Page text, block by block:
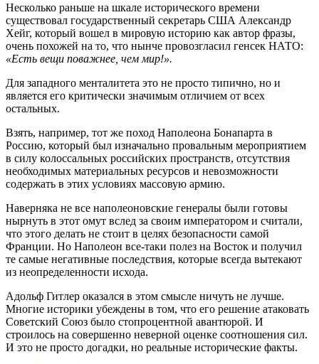
Несколько раньше на шкале исторического времени
существовал государственный секретарь США Александр
Хейг, который вошел в мировую историю как автор фразы,
очень похожей на то, что нынче провозгласил генсек НАТО:
«Есть вещи поважнее, чем мир!».
Для западного менталитета это не просто типично, но и
является его критически значимым отличием от всех
остальных.
Взять, например, тот же поход Наполеона Бонапарта в
Россию, который был изначально провальным мероприятием
в силу колоссальных российских пространств, отсутствия
необходимых материальных ресурсов и невозможности
содержать в этих условиях массовую армию.
Наверняка не все наполеоновские генералы были готовы
нырнуть в этот омут вслед за своим императором и считали,
что этого делать не стоит в целях безопасности самой
Франции. Но Наполеон все-таки полез на Восток и получил
те самые негативные последствия, которые всегда вытекают
из неопределенности исхода.
Адольф Гитлер оказался в этом смысле ничуть не лучше.
Многие историки убеждены в том, что его решение атаковать
Советский Союз было стопроцентной авантюрой. И
строилось на совершенно неверной оценке соотношения сил.
И это не просто догадки, но реальные исторические факты.